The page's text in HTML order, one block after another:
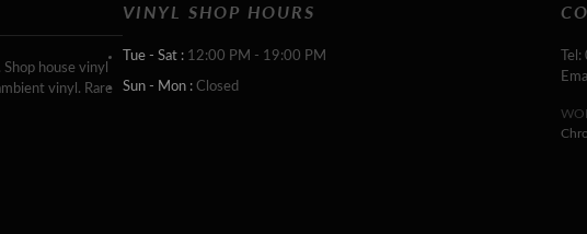
house vinyl
vinyl. Rare
VINYL SHOP HOURS
Tue - Sat : 12:00 PM - 19:00 PM
Sun - Mon : Closed